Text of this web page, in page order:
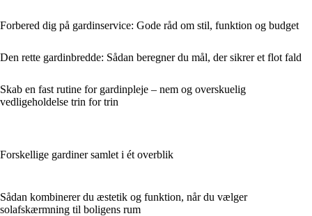
Forbered dig på gardinservice: Gode råd om stil, funktion og budget
Den rette gardinbredde: Sådan beregner du mål, der sikrer et flot fald
Skab en fast rutine for gardinpleje – nem og overskuelig
vedligeholdelse trin for trin
Forskellige gardiner samlet i ét overblik
Sådan kombinerer du æstetik og funktion, når du vælger
solafskærmning til boligens rum